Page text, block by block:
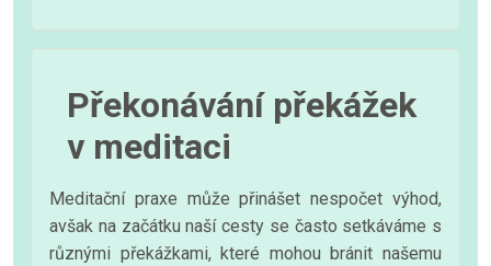
Překonávání překážek
v meditaci
Meditační praxe může přinášet nespočet výhod,
avšak na začátku naší cesty se často setkáváme s
různými překážkami, které mohou bránit našemu